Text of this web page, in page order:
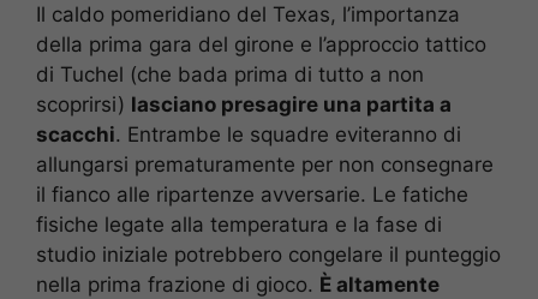
Il caldo pomeridiano del Texas, l’importanza
della prima gara del girone e l’approccio tattico
di Tuchel (che bada prima di tutto a non
scoprirsi) lasciano presagire una partita a
scacchi. Entrambe le squadre eviteranno di
allungarsi prematuramente per non consegnare
il fianco alle ripartenze avversarie. Le fatiche
fisiche legate alla temperatura e la fase di
studio iniziale potrebbero congelare il punteggio
nella prima frazione di gioco. È altamente